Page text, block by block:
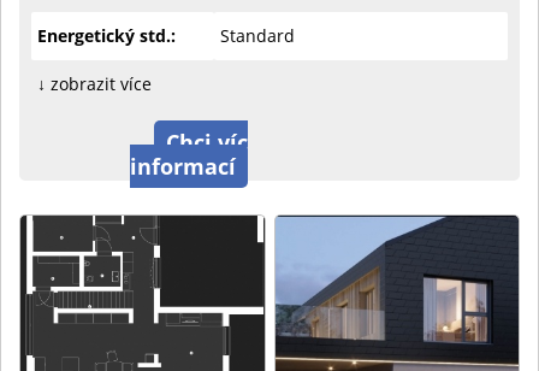
Energetický std.: Standard
↓ zobrazit více
Chci víc
informací